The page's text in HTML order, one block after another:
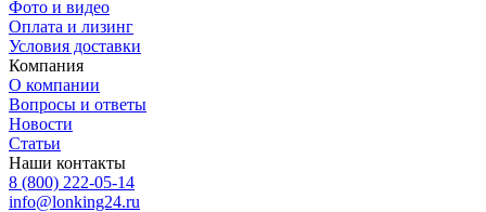
Фото и видео
Оплата и лизинг
Условия доставки
Компания
О компании
Вопросы и ответы
Новости
Статьи
Наши контакты
8 (800) 222-05-14
info@lonking24.ru